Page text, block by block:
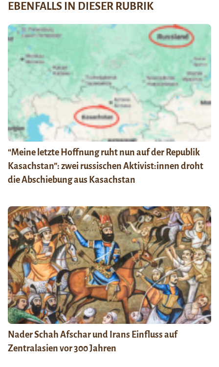
EBENFALLS IN DIESER RUBRIK
“Meine letzte Hoffnung ruht nun auf der Republik
Kasachstan”: zwei russischen Aktivist:innen droht
die Abschiebung aus Kasachstan
Nader Schah Afschar und Irans Einfluss auf
Zentralasien vor 300 Jahren